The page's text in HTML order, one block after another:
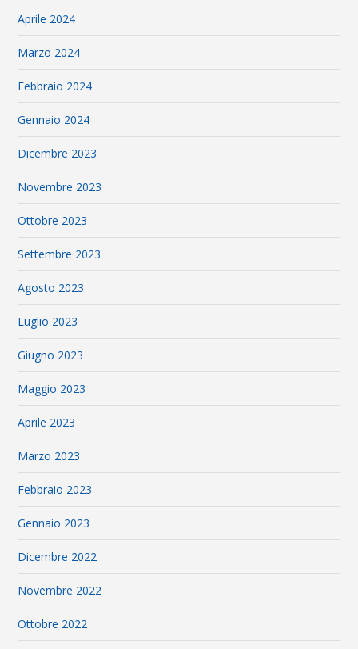
Aprile 2024
Marzo 2024
Febbraio 2024
Gennaio 2024
Dicembre 2023
Novembre 2023
Ottobre 2023
Settembre 2023
Agosto 2023
Luglio 2023
Giugno 2023
Maggio 2023
Aprile 2023
Marzo 2023
Febbraio 2023
Gennaio 2023
Dicembre 2022
Novembre 2022
Ottobre 2022